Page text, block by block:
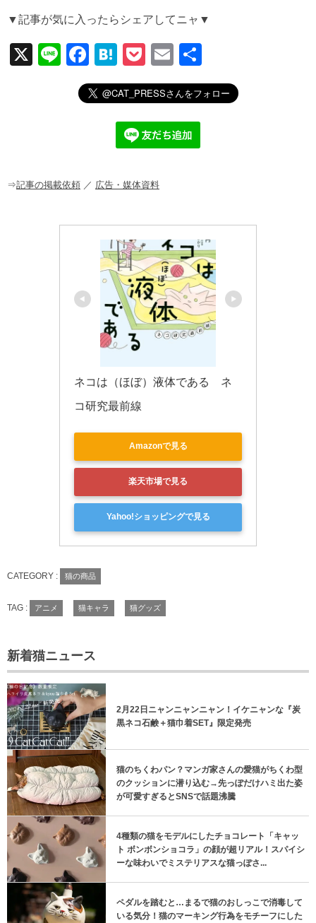
▼記事が気に入ったらシェアしてニャ▼
X
Li
F
a
c
o
H
at
e
n
a
P
o
ck
et
E
m
ail
有
⇒記事の掲載依頼 ／ 広告・媒体資料
ネコは（ほぼ）液体である　ネ
コ研究最前線
Amazonで見る
楽天市場で見る
Yahoo!ショッピングで見る
CATEGORY : 猫の商品
TAG : アニメ 猫キャラ 猫グッズ
新着猫ニュース
2月22日ニャンニャンニャン！イケニャンな『炭
黒ネコ石鹸＋猫巾着SET』限定発売
猫のちくわパン？マンガ家さんの愛猫がちくわ型
のクッションに潜り込む→先っぽだけハミ出た姿
が可愛すぎるとSNSで話題沸騰
4種類の猫をモデルにしたチョコレート「キャッ
ト ボンボンショコラ」の顔が超リアル！スパイシ
ーな味わいでミステリアスな猫っぽさ...
ペダルを踏むと…まるで猫のおしっこで消毒して
いる気分！猫のマーキング行為をモチーフにした